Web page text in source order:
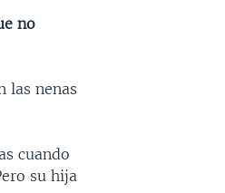
no
las nenas
cuando
su hija